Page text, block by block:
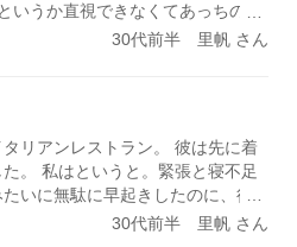
うか直視できなくてあっちの方
が加速しちゃうほうなんだけど、
夫？」って。 まっすぐわたしの
」←しかも言いながら照れてる
ールでのやりとりのなかでそんな
しまう。 張り切って美容院でア
ワインで私はすっかり酔ってしま
御苑へ。 メールでは手繋いで歩く
30代前半 里帆 さん
リアンレストラン。 彼は先に着
。 私はというと。緊張と寝不足
いに無駄に早起きしたのに、行
タクシーで向かい近くで降りるも
30代前半 里帆 さん